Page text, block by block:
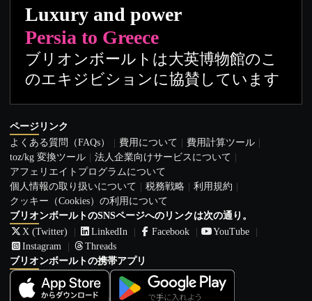
Luxury and power
Persia to Greece
ブリオンボールトは大英博物館のこ
のエキジビションに協賛しています
ページリンク
よくある質問（FAQs）
費用について
費用計算ツール
toz/kg 変換ツール
法人企業向けサービスについて
アフェリエイトプログラムについて
個人情報の取り扱いについて
税務戦略
利用規約
クッキー（Cookies）の利用について
ブリオンボールトのSNSページへのリンクは次の通り。
X (Twitter)
LinkedIn Facebook
YouTube
Instagram
Threads
ブリオンボールトの携帯アプリ